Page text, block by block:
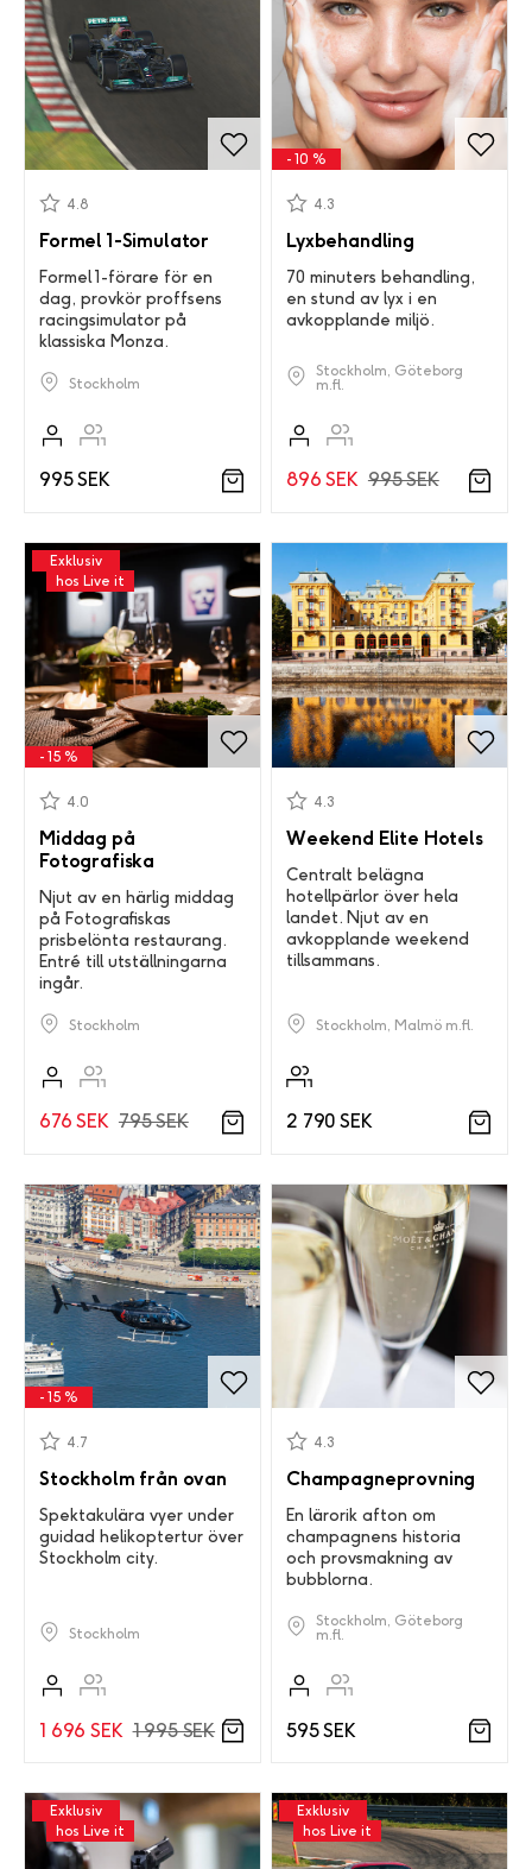
Formel 1-Simulator
4.8
Formel 1-förare för en
dag, provkör proffsens
racingsimulator på
klassiska Monza.
Stockholm
995 SEK
- 10 %
Lyxbehandling
4.3
70 minuters behandling,
en stund av lyx i en
avkopplande miljö.
Stockholm, Göteborg
m.fl.
896 SEK 995 SEK
- 15 %
Exklusiv
hos Live it
Middag på
Fotografiska
4.0
Njut av en härlig middag
på Fotografiskas
prisbelönta restaurang.
Entré till utställningarna
ingår.
Stockholm
676 SEK 795 SEK
Weekend Elite Hotels
4.3
Centralt belägna
hotellpärlor över hela
landet. Njut av en
avkopplande weekend
tillsammans.
Stockholm, Malmö m.fl.
2 790 SEK
- 15 %
Stockholm från ovan
4.7
Spektakulära vyer under
guidad helikoptertur över
Stockholm city.
Stockholm
1 696 SEK 1 995 SEK
Champagneprovning
4.3
En lärorik afton om
champagnens historia
och provsmakning av
bubblorna.
Stockholm, Göteborg
m.fl.
595 SEK
Exklusiv
hos Live it
Exklusiv
hos Live it